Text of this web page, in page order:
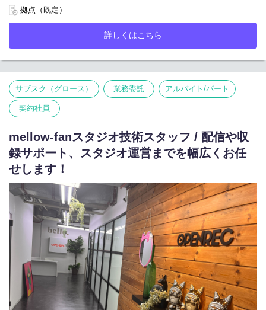
・出演者／配信コンテンツのリサーチ
└ トレンドやSNS動向を踏まえたキャスティング・企画提案
・チャンネル成長に向けた企画提案セールス
└OPENREC制作のイベント出演・グッズ制作の提案
└ 企業とのタイアップ企画やコラボ施策の提案
------------------------------------------------------------
このポジションの魅力は、
「配信プラットフォームを運営する側」として、クリエイター・
と。
“どうすれば番組がもっと面白くなるのか？”
“どうすればファンが熱狂するのか？”
“どうすれば視聴者数やコミュニティが伸びるのか？”
を考えながら、企画・運営・改善まで一気通貫で携わることがで
きます。
単なる運営ディレクションではなく、
「コンテンツを育てる」「チャンネルを成長させる」手触り感を
持ちながら、視聴者増加やコミュニティ拡大にダイレクトに関わ
れるポジションです。
エンタメ・配信・コミュニティビジネスに興味がある方にとっ
て、ユーザーの熱量を最前線で感じられる環境があります。
よりシナジーが期待できるDONUTSグループに参画。
「ストリーマーの輝く世界を創り続ける」というカンパニーミッ
ションの下、ゲーム配信者がより活躍できる場や、仲間が集うコ
ミュニティを形成し、
ゲームを通じて人の人生を豊かにする、エンパワーメントできる
世界を目指しています。
【仕事内容】
クライアントからのPR/タイアップの依頼をもとに、番組企画にお
ける制作工程をスムーズに進行し、視聴者に魅力的なコンテンツ
ライブ配信番組のほか、コミュニティ大会などの大規模案件に携
わる機会もございます。
ゲーム領域では制作会社を介さない個人タイアップ案件も多く、
スポンサーの要望やPR内容を台本に落とし込み、配信者と直接コ
ミュニケーションを取りながら進行する案件もございます。
いずれも各種コンテンツの制作～収録が円滑に進むよう、周囲を
巻き込みながら進行をリードしていただく重要なポジションで
す。
■ライブ配信番組の制作進行管理
└ 進行台本や配信資料の作成
└ 制作物のクリエイティブチェック
└ 制作会社、クライアント、代理店、技術スタッフ、演者、社
内部署との調整業務
└ 本番収録立ち会い（イレギュラー対応およびクオリティ管
理）
└ 二次利用等の加工
拠点（既定）
詳しくはこちら
サブスク（グロース） 業務委託 アルバイト/パート
契約社員
mellow-fanスタジオ技術スタッフ / 配信や収
録サポート、スタジオ運営までを幅広くお任
せします！